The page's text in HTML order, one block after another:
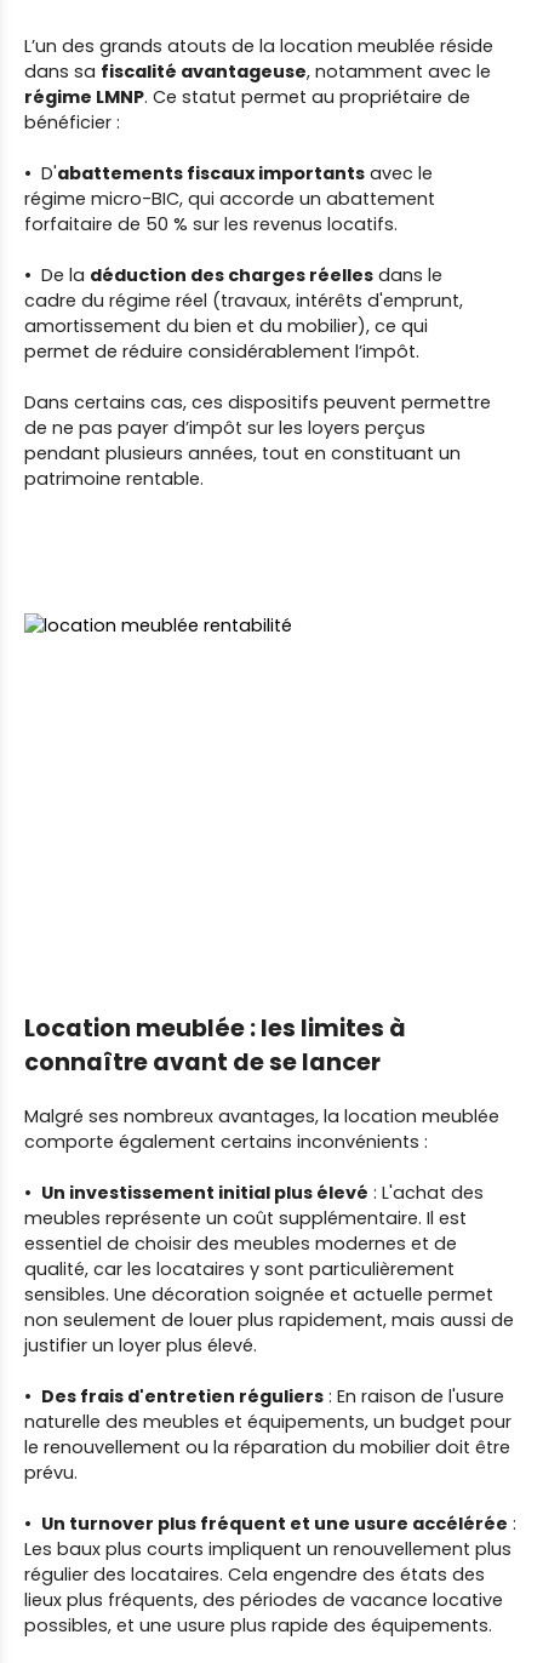
L’un des grands atouts de la location meublée réside
dans sa fiscalité avantageuse, notamment avec le
régime LMNP. Ce statut permet au propriétaire de
bénéficier :
D'abattements fiscaux importants avec le
régime micro-BIC, qui accorde un abattement
forfaitaire de 50 % sur les revenus locatifs.
De la déduction des charges réelles dans le
cadre du régime réel (travaux, intérêts d'emprunt,
amortissement du bien et du mobilier), ce qui
permet de réduire considérablement l’impôt.
Dans certains cas, ces dispositifs peuvent permettre
de ne pas payer d’impôt sur les loyers perçus
pendant plusieurs années, tout en constituant un
patrimoine rentable.
Location meublée : les limites à
connaître avant de se lancer
Malgré ses nombreux avantages, la location meublée
comporte également certains inconvénients :
Un investissement initial plus élevé : L'achat des
meubles représente un coût supplémentaire. Il est
essentiel de choisir des meubles modernes et de
qualité, car les locataires y sont particulièrement
sensibles. Une décoration soignée et actuelle permet
non seulement de louer plus rapidement, mais aussi de
justifier un loyer plus élevé.
Des frais d'entretien réguliers : En raison de l'usure
naturelle des meubles et équipements, un budget pour
le renouvellement ou la réparation du mobilier doit être
prévu.
Un turnover plus fréquent et une usure accélérée :
Les baux plus courts impliquent un renouvellement plus
régulier des locataires. Cela engendre des états des
lieux plus fréquents, des périodes de vacance locative
possibles, et une usure plus rapide des équipements.